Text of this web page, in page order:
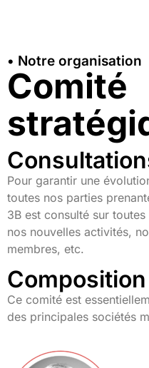
• Notre organisation
Comité
Pour garantir une
toutes nos parties
3B est consulté sur
nos nouvelles activités,
membres, etc.
Composition
Ce comité est
des principales sociétés